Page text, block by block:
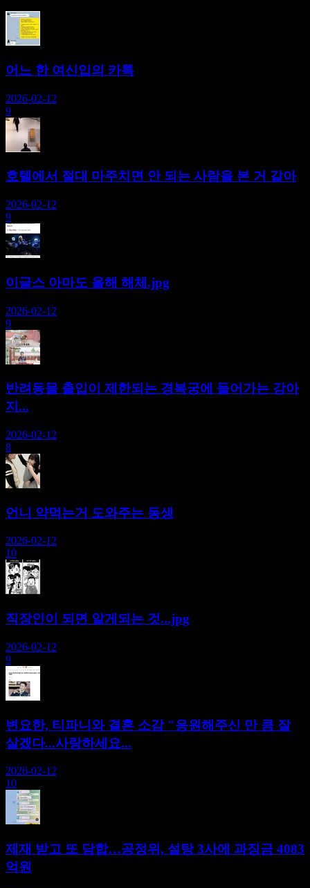
어느 한 여신입의 카톡
2026-02-12
9
호텔에서 절대 마주치면 안 되는 사람을 본 거 같아
2026-02-12
9
이글스 아마도 올해 해체.jpg
2026-02-12
9
반려동물 출입이 제한되는 경복궁에 들어가는 강아
지...
2026-02-12
8
언니 약먹는거 도와주는 동생
2026-02-12
10
직장인이 되면 알게되는 것...jpg
2026-02-12
9
변요한, 티파니와 결혼 소감 "응원해주신 만 큼 잘
살겠다...사랑하세요...
2026-02-12
10
제재 받고 또 담합…공정위, 설탕 3사에 과징금 4083
억원